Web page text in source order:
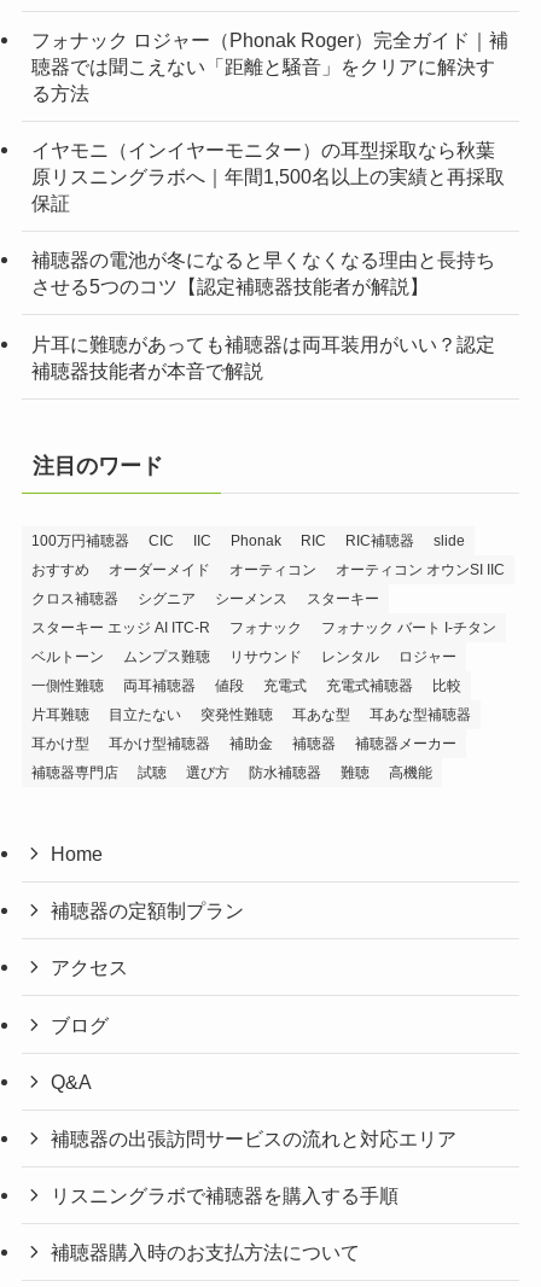
フォナック ロジャー（Phonak Roger）完全ガイド｜補
聴器では聞こえない「距離と騒音」をクリアに解決す
る方法
イヤモニ（インイヤーモニター）の耳型採取なら秋葉
原リスニングラボへ｜年間1,500名以上の実績と再採取
保証
補聴器の電池が冬になると早くなくなる理由と長持ち
させる5つのコツ【認定補聴器技能者が解説】
片耳に難聴があっても補聴器は両耳装用がいい？認定
補聴器技能者が本音で解説
注目のワード
100万円補聴器 CIC IIC Phonak RIC RIC補聴器
slide
おすすめ
オーダーメイド オーティコン
オーティコン オウンSI IIC
クロス補聴器
シグニア シーメンス
スターキー
スターキー エッジ AI ITC-R
フォナック
フォナック バート I-チタン
ベルトーン
ムンプス難聴 リサウンド レンタル
ロジャー
一側性難聴
両耳補聴器 値段 充電式 充電式補聴器
比較
片耳難聴
目立たない 突発性難聴 耳あな型
耳あな型補聴器
耳かけ型
耳かけ型補聴器 補助金 補聴器
補聴器メーカー
補聴器専門店
試聴 選び方 防水補聴器 難聴 高機能
Home
補聴器の定額制プラン
アクセス
ブログ
Q&A
補聴器の出張訪問サービスの流れと対応エリア
リスニングラボで補聴器を購入する手順
補聴器購入時のお支払方法について